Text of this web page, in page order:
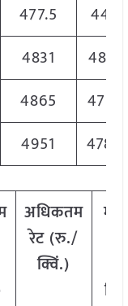
477.5
445
4831
4831
4865
4775
4951 4780
अधिकतम
रेट (रु./
क्विं.)